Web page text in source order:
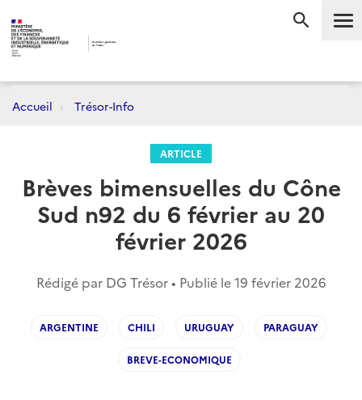
Accueil Trésor-Info
ARTICLE
Brèves bimensuelles du Cône
Sud n92 du 6 février au 20
février 2026
Rédigé par DG Trésor • Publié le19 février 2026
ARGENTINE CHILI URUGUAY PARAGUAY
BREVE-ECONOMIQUE